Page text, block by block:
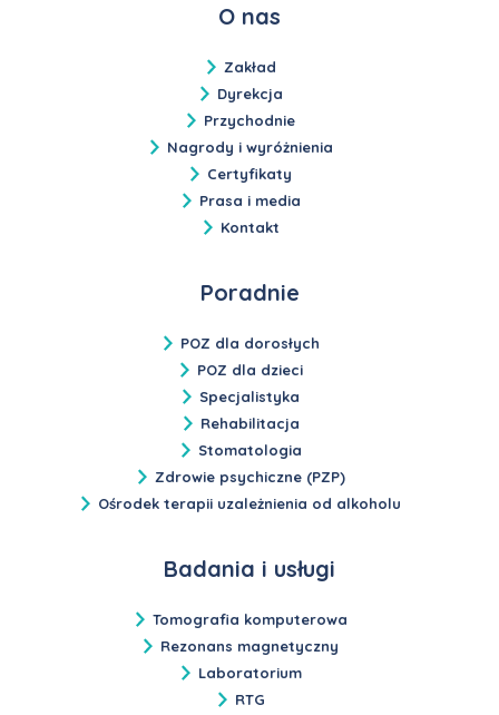
O nas
Zakład
Dyrekcja
Przychodnie
Nagrody i wyróżnienia
Certyfikaty
Prasa i media
Kontakt
Poradnie
POZ dla dorosłych
POZ dla dzieci
Specjalistyka
Rehabilitacja
Stomatologia
Zdrowie psychiczne (PZP)
Ośrodek terapii uzależnienia od alkoholu
Badania i usługi
Tomografia komputerowa
Rezonans magnetyczny
Laboratorium
RTG